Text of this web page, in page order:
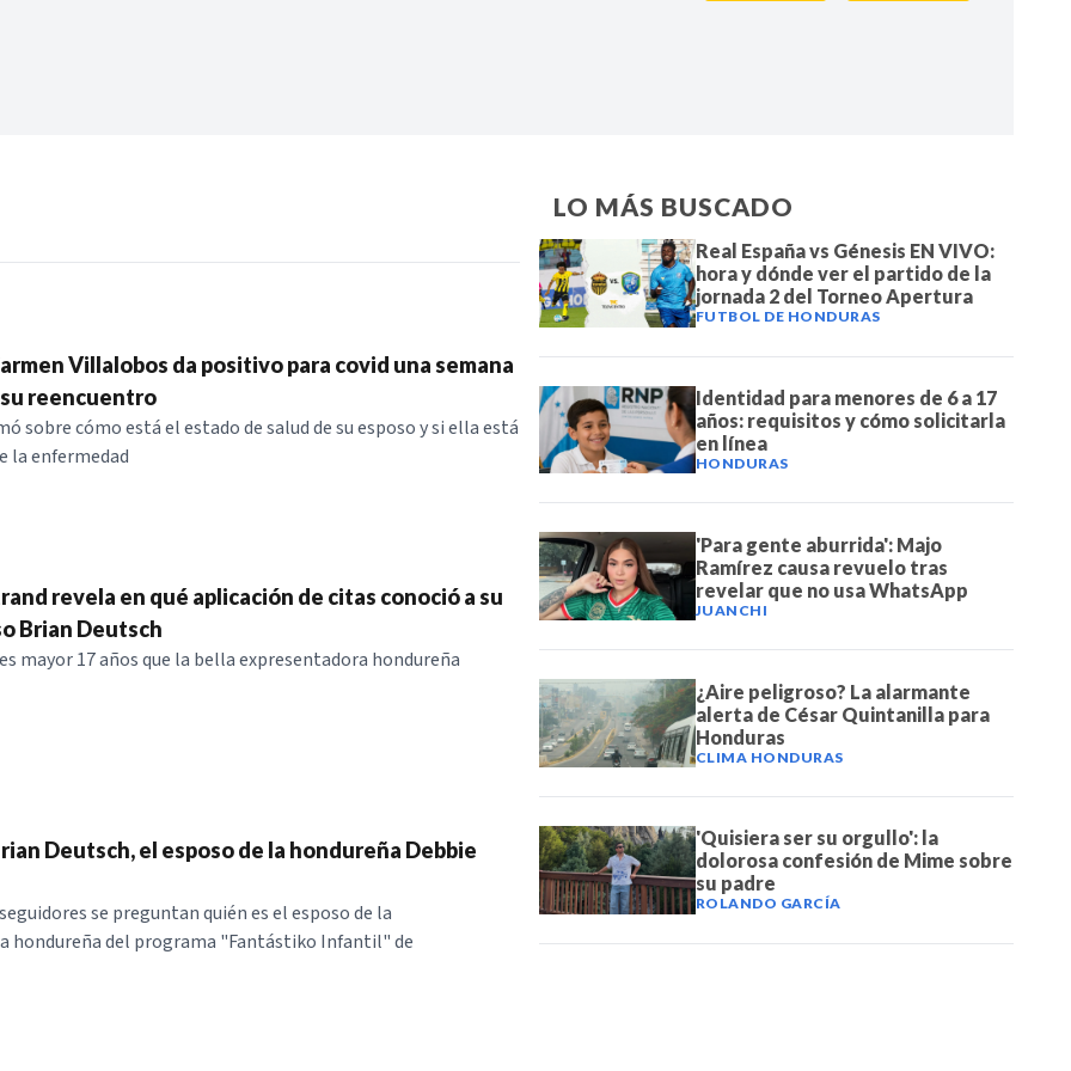
Villalobos da positivo para covid una semana
reencuentro
sobre cómo está el estado de salud de su esposo y si ella está
la enfermedad
revela en qué aplicación de citas conoció a su
Brian Deutsch
mayor 17 años que la bella expresentadora hondureña
Deutsch, el esposo de la hondureña Debbie
se preguntan quién es el esposo de la
hondureña del programa "Fantástiko Infantil" de
LO MÁS BUSCADO
Real España vs Génesis EN VIVO:
hora y dónde ver el partido de la
jornada 2 del Torneo Apertura
FUTBOL DE HONDURAS
Identidad para menores de 6 a 17
años: requisitos y cómo solicitarla
en línea
HONDURAS
'Para gente aburrida': Majo
Ramírez causa revuelo tras
revelar que no usa WhatsApp
JUANCHI
¿Aire peligroso? La alarmante
alerta de César Quintanilla para
Honduras
CLIMA HONDURAS
'Quisiera ser su orgullo': la
dolorosa confesión de Mime sobre
su padre
ROLANDO GARCÍA